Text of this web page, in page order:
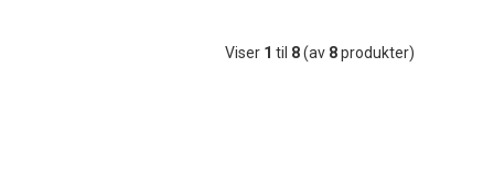
Viser 1 til 8(av 8produkter)